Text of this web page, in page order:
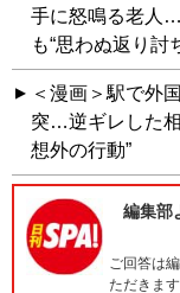
手に怒鳴る老人
も“思わぬ返り討
＜漫画＞駅で外
突…逆ギレした
想外の行動”